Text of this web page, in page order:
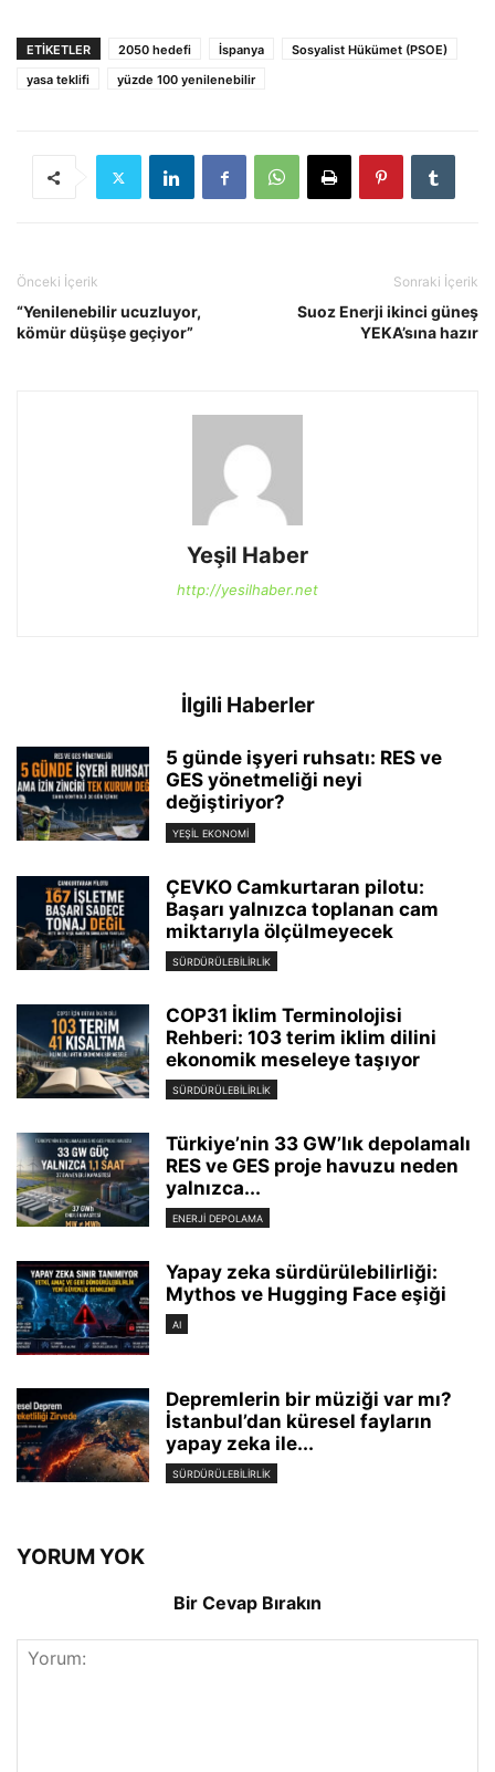
ETIKETLER 2050 hedefi İspanya
Sosyalist Hükümet (PSOE)
yasa teklifi
yüzde 100 yenilenebilir
Önceki İçerik
“Yenilenebilir ucuzluyor,
kömür düşüşe geçiyor”
Sonraki İçerik
Suoz Enerji ikinci güneş
YEKA’sına hazır
Yeşil Haber
http://yesilhaber.net
İlgili Haberler
5 günde işyeri ruhsatı: RES ve
GES yönetmeliği neyi
değiştiriyor?
YEŞIL EKONOMI
ÇEVKO Camkurtaran pilotu:
Başarı yalnızca toplanan cam
miktarıyla ölçülmeyecek
SÜRDÜRÜLEBILIRLIK
COP31 İklim Terminolojisi
Rehberi: 103 terim iklim dilini
ekonomik meseleye taşıyor
SÜRDÜRÜLEBILIRLIK
Türkiye’nin 33 GW’lık depolamalı
RES ve GES proje havuzu neden
yalnızca...
ENERJI DEPOLAMA
Yapay zeka sürdürülebilirliği:
Mythos ve Hugging Face eşiği
AI
Depremlerin bir müziği var mı?
İstanbul’dan küresel fayların
yapay zeka ile...
SÜRDÜRÜLEBILIRLIK
YORUM YOK
Bir Cevap Bırakın